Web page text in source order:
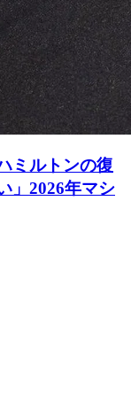
ミルトンの復
」2026年マシ